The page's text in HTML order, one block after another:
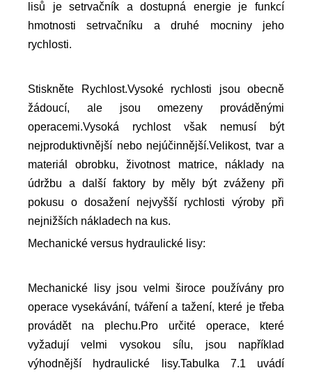
lisů je setrvačník a dostupná energie je funkcí
hmotnosti setrvačníku a druhé mocniny jeho
rychlosti.
Stiskněte Rychlost.Vysoké rychlosti jsou obecně
žádoucí, ale jsou omezeny prováděnými
operacemi.Vysoká rychlost však nemusí být
nejproduktivnější nebo nejúčinnější.Velikost, tvar a
materiál obrobku, životnost matrice, náklady na
údržbu a další faktory by měly být zváženy při
pokusu o dosažení nejvyšší rychlosti výroby při
nejnižších nákladech na kus.
Mechanické versus hydraulické lisy:
Mechanické lisy jsou velmi široce používány pro
operace vysekávání, tváření a tažení, které je třeba
provádět na plechu.Pro určité operace, které
vyžadují velmi vysokou sílu, jsou například
výhodnější hydraulické lisy.Tabulka 7.1 uvádí